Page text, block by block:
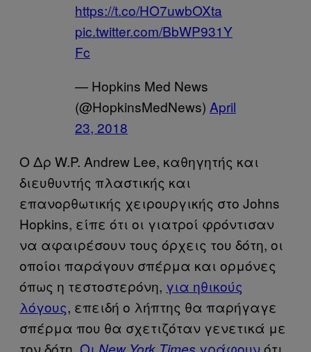
https://t.co/HO7uwbOXta
pic.twitter.com/BbWP931Y
Fc
— Hopkins Med News
(@HopkinsMedNews) April
23, 2018
Ο Δρ W.P. Andrew Lee, καθηγητής και
διευθυντής πλαστικής και
επανορθωτικής χειρουργικής στο Johns
Hopkins, είπε ότι οι γιατροί φρόντισαν
να αφαιρέσουν τους όρχεις του δότη, οι
οποίοι παράγουν σπέρμα και ορμόνες
όπως η τεστοστερόνη, για ηθικούς
λόγους, επειδή ο λήπτης θα παρήγαγε
σπέρμα που θα σχετιζόταν γενετικά με